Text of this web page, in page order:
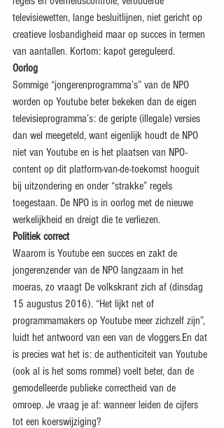
televisiewetten, lange besluitlijnen, niet gericht op
creatieve losbandigheid maar op succes in termen
van aantallen. Kortom: kapot gereguleerd.
Oorlog
Sommige “jongerenprogramma’s” van de NPO
worden op Youtube beter bekeken dan de eigen
televisieprogramma’s: de geripte (illegale) versies
dan wel meegeteld, want eigenlijk houdt de NPO
niet van Youtube en is het plaatsen van NPO-
content op dit platform-van-de-toekomst hooguit
bij uitzondering en onder “strakke” regels
toegestaan. De NPO is in oorlog met de nieuwe
werkelijkheid en dreigt die te verliezen.
Politiek correct
Waarom is Youtube een succes en zakt de
jongerenzender van de NPO langzaam in het
moeras, zo vraagt De volkskrant zich af (dinsdag
15 augustus 2016). “Het lijkt net of
programmamakers op Youtube meer zichzelf zijn”,
luidt het antwoord van een van de vloggers.En dat
is precies wat het is: de authenticiteit van Youtube
(ook al is het soms rommel) voelt beter, dan de
gemodelleerde publieke correctheid van de
omroep. Je vraag je af: wanneer leiden de cijfers
tot een koerswijziging?